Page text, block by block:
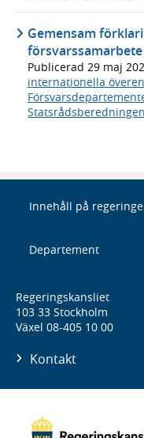
Gemensam
Publicerad 29 maj
internationella
Statsrådsberedningen
Innehåll på
Departement
Regeringskansliet
103 33 Stockholm
Växel 08-405 10 00
Kontakt